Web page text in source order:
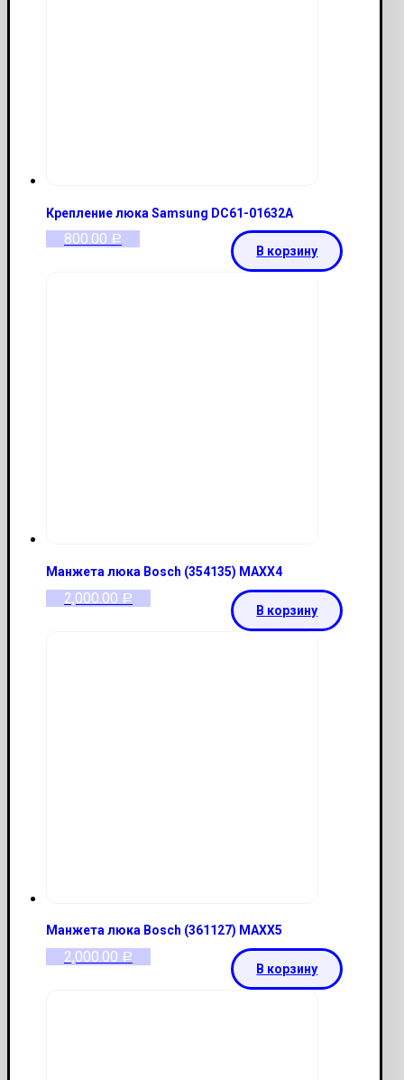
Крепление люка Samsung DC61-01632A
800.00 Р
В корзину
Манжета люка Bosch (354135) МАХХ4
2,000.00 Р
В корзину
Манжета люка Bosch (361127) MAXX5
2,000.00 Р
В корзину